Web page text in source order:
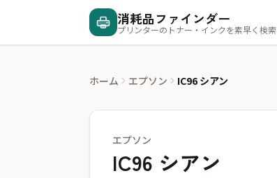
消耗品ファインダー
プリンターのトナー・インクを素早く検索
ホーム エプソン IC96 シアン
エプソン
IC96 シアン